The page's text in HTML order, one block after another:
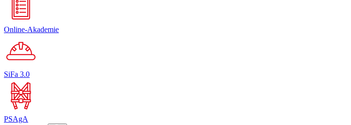
Online-Akademie
SiFa 3.0
PSAgA